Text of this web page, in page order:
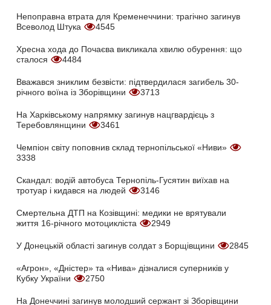
Непоправна втрата для Кременеччини: трагічно загинув
Всеволод Штука
4545
Хресна хода до Почаєва викликала хвилю обурення: що
сталося
4484
Вважався зниклим безвісти: підтвердилася загибель 30-
річного воїна із Зборівщини
3713
На Харківському напрямку загинув нацгвардієць з
Теребовлянщини
3461
Чемпіон світу поповнив склад тернопільської «Ниви»
3338
Скандал: водій автобуса Тернопіль-Гусятин виїхав на
тротуар і кидався на людей
3146
Смертельна ДТП на Козівщині: медики не врятували
життя 16-річного мотоцикліста
2949
У Донецькій області загинув солдат з Борщівщини 2845
«Агрон», «Дністер» та «Нива» дізналися суперників у
Кубку України
2750
На Донеччині загинув молодший сержант зі Зборівщини